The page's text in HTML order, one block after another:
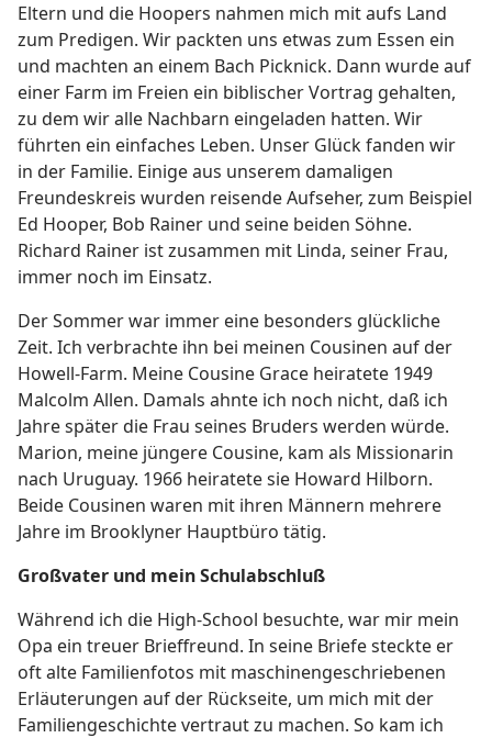
Eltern und die Hoopers nahmen mich mit aufs Land
zum Predigen. Wir packten uns etwas zum Essen ein
und machten an einem Bach Picknick. Dann wurde auf
einer Farm im Freien ein biblischer Vortrag gehalten,
zu dem wir alle Nachbarn eingeladen hatten. Wir
führten ein einfaches Leben. Unser Glück fanden wir
in der Familie. Einige aus unserem damaligen
Freundeskreis wurden reisende Aufseher, zum Beispiel
Ed Hooper, Bob Rainer und seine beiden Söhne.
Richard Rainer ist zusammen mit Linda, seiner Frau,
immer noch im Einsatz.
Der Sommer war immer eine besonders glückliche
Zeit. Ich verbrachte ihn bei meinen Cousinen auf der
Howell-Farm. Meine Cousine Grace heiratete 1949
Malcolm Allen. Damals ahnte ich noch nicht, daß ich
Jahre später die Frau seines Bruders werden würde.
Marion, meine jüngere Cousine, kam als Missionarin
nach Uruguay. 1966 heiratete sie Howard Hilborn.
Beide Cousinen waren mit ihren Männern mehrere
Jahre im Brooklyner Hauptbüro tätig.
Großvater und mein Schulabschluß
Während ich die High-School besuchte, war mir mein
Opa ein treuer Brieffreund. In seine Briefe steckte er
oft alte Familienfotos mit maschinengeschriebenen
Erläuterungen auf der Rückseite, um mich mit der
Familiengeschichte vertraut zu machen. So kam ich